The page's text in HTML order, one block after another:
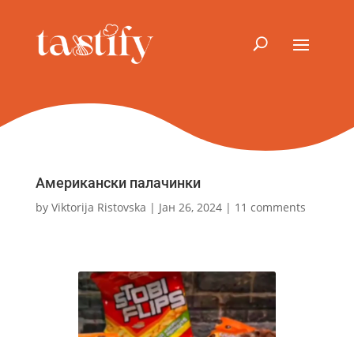
Американски палачинки
by Viktorija Ristovska | Јан 26, 2024| 11 comments